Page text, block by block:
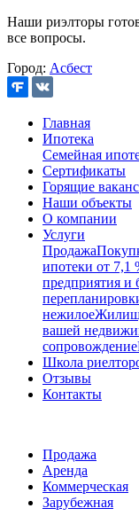
Наши риэлторы
все вопросы.
Город: Асбест
Главная
Ипотека
Семейная
Сертификаты
Горящие
Наши объекты
О компании
Услуги
Продажа
ипотеки от 7,1
предприятия и
нежилое
вашей
сопровождение
Школа
Отзывы
Контакты
Продажа
Аренда
Коммерческая
Зарубежная